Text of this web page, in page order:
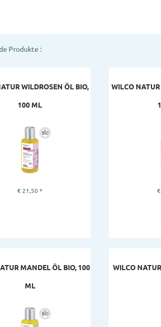
Produkte :
WILDROSEN ÖL BIO,
100 ML
€ 21,50 *
WILCO
€
MANDEL ÖL BIO, 100
ML
WILCO